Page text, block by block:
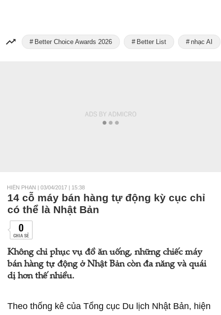
Better Choice Awards 2026 Better List nhạc AI
HIỀN PHAN | 03/04/2017 | 15:38
14 cỗ máy bán hàng tự động kỳ cục chỉ
có thể là Nhật Bản
0
CHIA SẺ
Không chỉ phục vụ đồ ăn uống, những chiếc máy
bán hàng tự động ở Nhật Bản còn đa năng và quái
dị hơn thế nhiều.
Theo thống kê của Tổng cục Du lịch Nhật Bản, hiện